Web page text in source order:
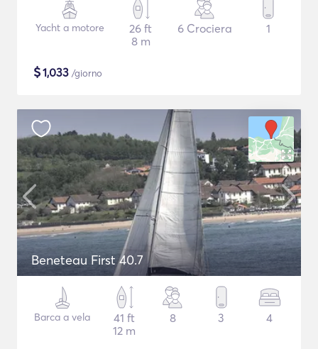
Yacht a motore
26 ft
8 m
6 Crociera 1
$1,033 /giorno
Beneteau First 40.7
Barca a vela
41 ft
12 m
8 3 4